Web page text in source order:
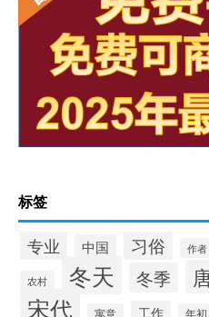
标签
专业 中国 习俗 作者
农村 冬天 冬季
宋代 寓意 工作 年初